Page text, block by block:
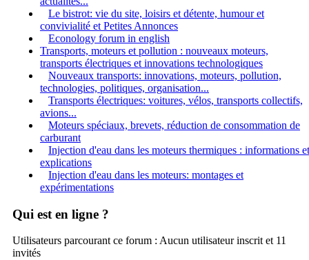
Le bistrot: vie du site, loisirs et détente, humour et
convivialité et Petites Annonces
Econology forum in english
Transports, moteurs et pollution : nouveaux moteurs,
transports électriques et innovations technologiques
Nouveaux transports: innovations, moteurs, pollution,
technologies, politiques, organisation...
Transports électriques: voitures, vélos, transports collectifs,
avions...
Moteurs spéciaux, brevets, réduction de consommation de
carburant
Injection d'eau dans les moteurs thermiques : informations et
explications
Injection d'eau dans les moteurs: montages et
expérimentations
Qui est en ligne ?
Utilisateurs parcourant ce forum : Aucun utilisateur inscrit et 11
invités